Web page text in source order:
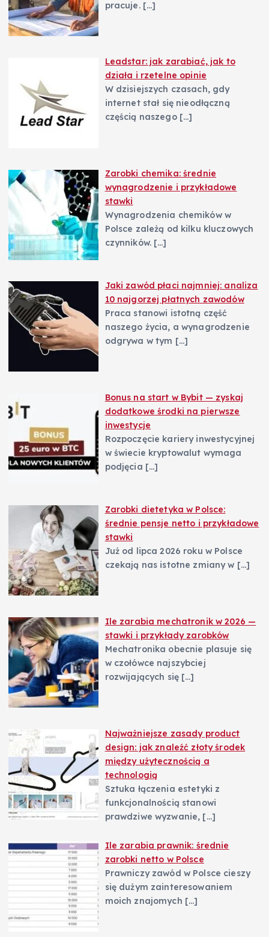
pracuje. […]
Leadstar: jak zarabiać, jak to
działa i rzetelne opinie
W dzisiejszych czasach, gdy
internet stał się nieodłączną
częścią naszego […]
Zarobki chemika: średnie
wynagrodzenie i przykładowe
stawki
Wynagrodzenia chemików w
Polsce zależą od kilku kluczowych
czynników. […]
Jaki zawód płaci najmniej: analiza
10 najgorzej płatnych zawodów
Praca stanowi istotną część
naszego życia, a wynagrodzenie
odgrywa w tym […]
Bonus na start w Bybit — zyskaj
dodatkowe środki na pierwsze
inwestycje
Rozpoczęcie kariery inwestycyjnej
w świecie kryptowalut wymaga
podjęcia […]
Zarobki dietetyka w Polsce:
średnie pensje netto i przykładowe
stawki
Już od lipca 2026 roku w Polsce
czekają nas istotne zmiany w […]
Ile zarabia mechatronik w 2026 —
stawki i przykłady zarobków
Mechatronika obecnie plasuje się
w czołówce najszybciej
rozwijających się […]
Najważniejsze zasady product
design: jak znaleźć złoty środek
między użytecznością a
technologią
Sztuka łączenia estetyki z
funkcjonalnością stanowi
prawdziwe wyzwanie, […]
Ile zarabia prawnik: średnie
zarobki netto w Polsce
Prawniczy zawód w Polsce cieszy
się dużym zainteresowaniem
moich znajomych […]